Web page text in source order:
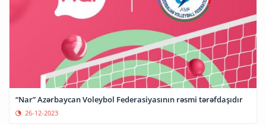
“Nar” Azərbaycan Voleybol Federasiyasının rəsmi tərəfdaşıdır
26-12-2023